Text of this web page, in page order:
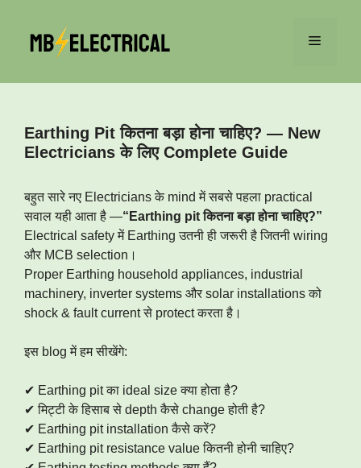
content
Menu
Earthing Pit कितना बड़ा होना चाहिए? — New
Electricians के लिए Complete Guide
बहुत सारे नए Electricians के mind में सबसे पहला practical
सवाल यही आता है —“Earthing pit कितना बड़ा होना चाहिए?”
Electrical safety में Earthing उतनी ही जरूरी है जितनी wiring
और MCB selection।
Proper Earthing household appliances, industrial
machinery, inverter systems और solar installations को
shock & fault current से protect करता है।
इस blog में हम सीखेंगे:
✔ Earthing pit का ideal size क्या होता है?
✔ मिट्टी के हिसाब से depth कैसे change होती है?
✔ Earthing pit installation कैसे करें?
✔ Earthing pit resistance value कितनी होनी चाहिए?